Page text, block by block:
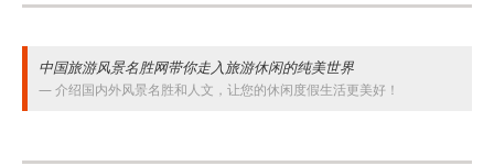
中国旅游风景名胜网带你走入旅游休闲的纯美世界
介绍国内外风景名胜和人文，让您的休闲度假生活更美好！